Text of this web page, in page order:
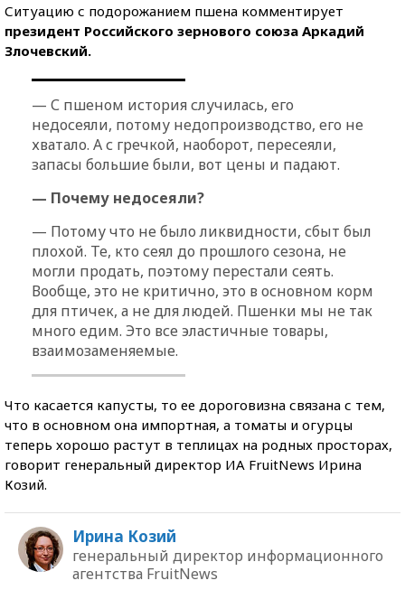
Ситуацию с подорожанием пшена комментирует
президент Российского зернового союза Аркадий
Злочевский.
— С пшеном история случилась, его
недосеяли, потому недопроизводство, его не
хватало. А с гречкой, наоборот, пересеяли,
запасы большие были, вот цены и падают.
— Почему недосеяли?
— Потому что не было ликвидности, сбыт был
плохой. Те, кто сеял до прошлого сезона, не
могли продать, поэтому перестали сеять.
Вообще, это не критично, это в основном корм
для птичек, а не для людей. Пшенки мы не так
много едим. Это все эластичные товары,
взаимозаменяемые.
Что касается капусты, то ее дороговизна связана с тем,
что в основном она импортная, а томаты и огурцы
теперь хорошо растут в теплицах на родных просторах,
говорит генеральный директор ИА FruitNews Ирина
Козий.
Ирина Козий
генеральный директор информационного
агентства FruitNews